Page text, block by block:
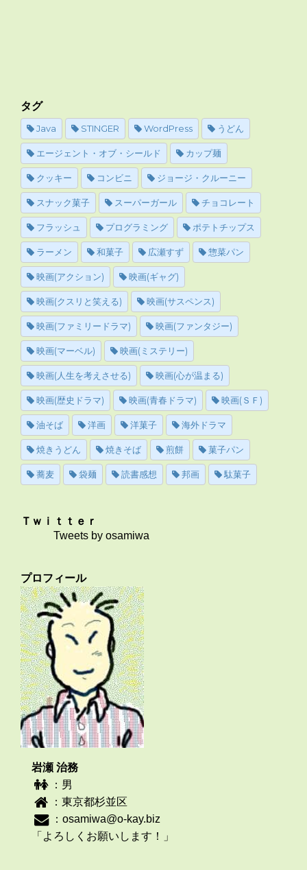
タグ
Java STINGER WordPress うどん
エージェント・オブ・シールド カップ麺
クッキー コンビニ ジョージ・クルーニー
スナック菓子 スーパーガール チョコレート
フラッシュ プログラミング ポテトチップス
ラーメン 和菓子 広瀬すず 惣菜パン
映画(アクション) 映画(ギャグ)
映画(クスリと笑える) 映画(サスペンス)
映画(ファミリードラマ) 映画(ファンタジー)
映画(マーベル) 映画(ミステリー)
映画(人生を考えさせる) 映画(心が温まる)
映画(歴史ドラマ) 映画(青春ドラマ) 映画(ＳＦ)
油そば 洋画 洋菓子 海外ドラマ
焼きうどん 焼きそば 煎餅 菓子パン
蕎麦 袋麺 読書感想 邦画 駄菓子
Ｔｗｉｔｔｅｒ
Tweets by osamiwa
プロフィール
岩瀬 治務
：男
：東京都杉並区
： osamiwa@o-kay.biz
「よろしくお願いします！」